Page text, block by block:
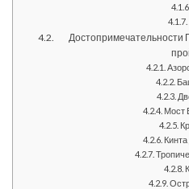
Достопримечательности
Мост